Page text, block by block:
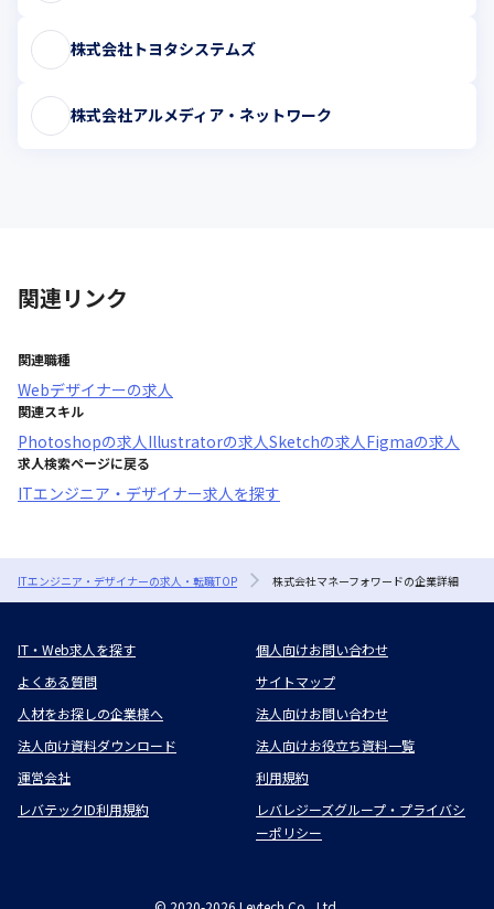
株式会社トヨタシステムズ
株式会社アルメディア・ネットワーク
関連リンク
関連職種
Webデザイナーの求人
関連スキル
Photoshopの求人 Illustratorの求人Sketchの求人 Figmaの求人
求人検索ページに戻る
ITエンジニア・デザイナー求人を探す
ITエンジニア・デザイナーの求人・転職TOP 株式会社マネーフォワードの企業詳細
IT・Web求人を探す
個人向けお問い合わせ
よくある質問
サイトマップ
人材をお探しの企業様へ
法人向けお問い合わせ
法人向け資料ダウンロード
法人向けお役立ち資料一覧
運営会社
利用規約
レバテックID利用規約
レバレジーズグループ・プライバシ
ーポリシー